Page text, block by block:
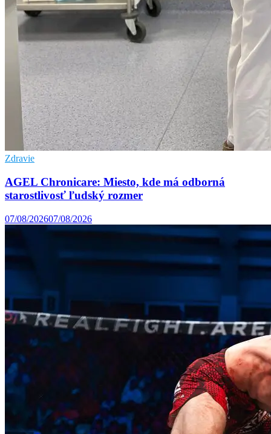
Zdravie
AGEL Chronicare: Miesto, kde má odborná
starostlivosť ľudský rozmer
07/08/202607/08/2026